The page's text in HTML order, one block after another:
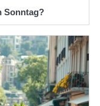
Sonntag?